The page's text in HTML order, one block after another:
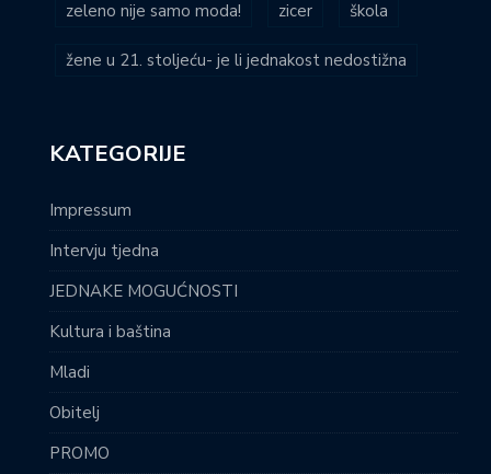
zeleno nije samo moda! zicer škola
žene u 21. stoljeću- je li jednakost nedostižna
KATEGORIJE
Impressum
Intervju tjedna
JEDNAKE MOGUĆNOSTI
Kultura i baština
Mladi
Obitelj
PROMO